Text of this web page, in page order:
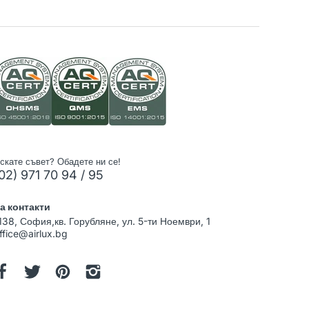
съвет? Обадете ни се!
971 70 94 / 95
контакти
София,кв. Горубляне, ул. 5-ти Ноември, 1